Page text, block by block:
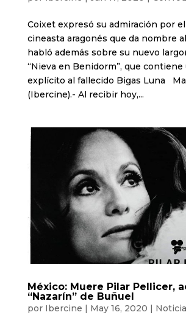
Coixet expresó su admiración por
cineasta aragonés que da nombre
habló además sobre su nuevo
“Nieva en Benidorm”, que
explícito al fallecido Bigas Luna
(Ibercine).- Al recibir hoy,...
México: Muere Pilar Pellicer,
“Nazarín” de Buñuel
por Ibercine May 16, 2020